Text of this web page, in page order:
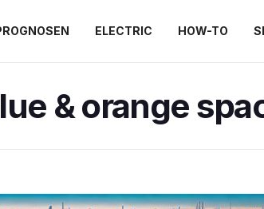
ELECTRIC HOW-TO
& orange